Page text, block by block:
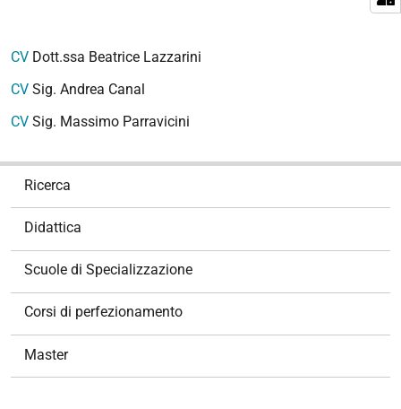
CV Dott.ssa Beatrice Lazzarini
CV Sig. Andrea Canal
CV Sig. Massimo Parravicini
Ricerca
Didattica
Scuole di Specializzazione
Corsi di perfezionamento
Master